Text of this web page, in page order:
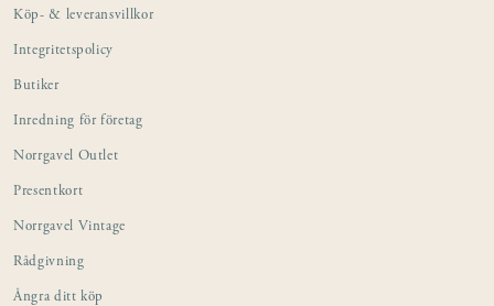
Köp- & leveransvillkor
Integritetspolicy
Butiker
Inredning för företag
Norrgavel Outlet
Presentkort
Norrgavel Vintage
Rådgivning
Ångra ditt köp